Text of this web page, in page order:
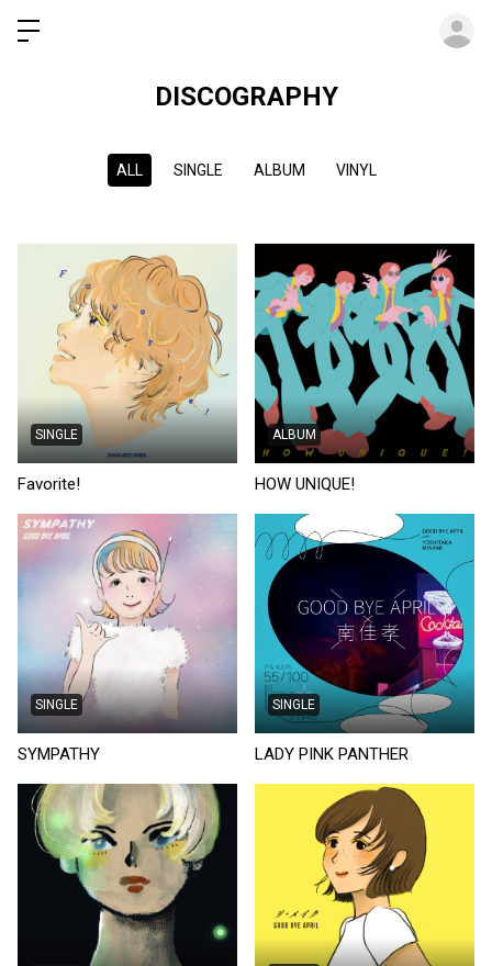
DISCOGRAPHY
ALL SINGLE ALBUM VINYL
SINGLE
Favorite!
ALBUM
HOW UNIQUE!
SINGLE
SYMPATHY
SINGLE
LADY PINK PANTHER